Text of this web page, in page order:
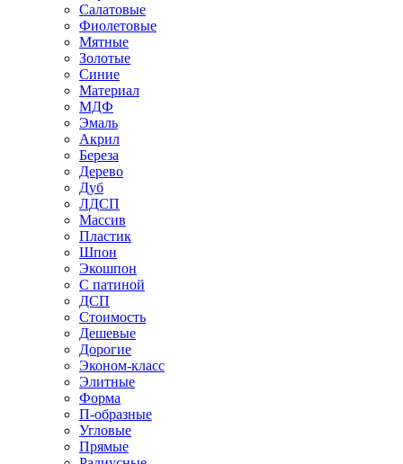
Салатовые
Фиолетовые
Мятные
Золотые
Синие
Материал
МДФ
Эмаль
Акрил
Береза
Дерево
Дуб
ЛДСП
Массив
Пластик
Шпон
Экошпон
С патиной
ДСП
Стоимость
Дешевые
Дорогие
Эконом-класс
Элитные
Форма
П-образные
Угловые
Прямые